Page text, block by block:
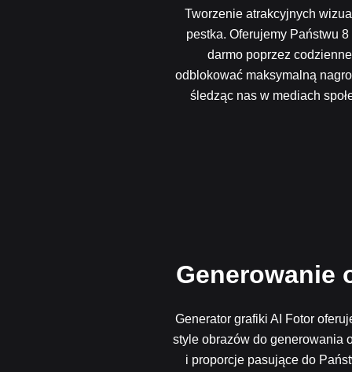
Tworzenie atrakcyjnych
pestka. Oferujemy Państwu
darmo poprzez
odblokować maksymalną
śledząc nas w mediach
Generowanie
Generator grafiki AI Fotor
style obrazów do generowania
i proporcje pasujące do